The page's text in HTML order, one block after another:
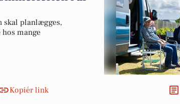
skal planlægges,
mange
Kopiér link